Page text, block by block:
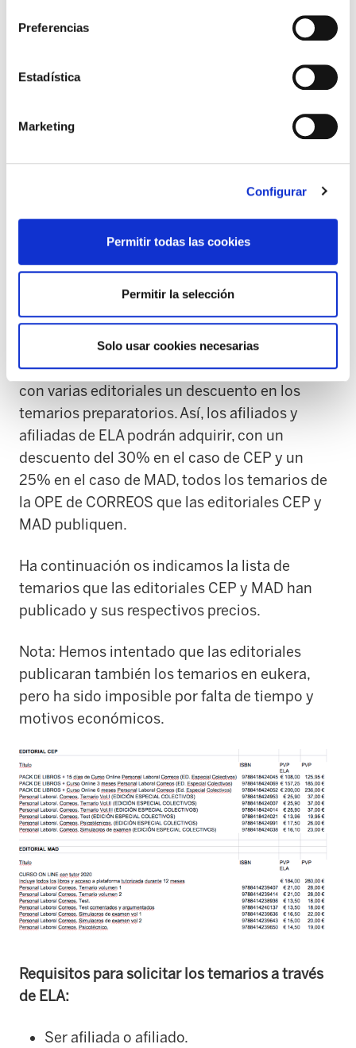
Preferencias
Estadística
Marketing
Configurar
Permitir todas las cookies
Permitir la selección
Solo usar cookies necesarias
Atención cliente (Oficinas). Tiempo
puestos de trabajo seleccionados por los
solicitudes online, siendo las cuantías:
Prueba Reparto y Agente/clasificación:
11,65 euros.
Para facilitar la adquisición de conocimientos
de los afiliados y afiliadas ELA ha gestionado
con varias editoriales un descuento en los
temarios preparatorios. Así, los afiliados y
afiliadas de ELA podrán adquirir, con un
descuento del 30% en el caso de CEP y un
25% en el caso de MAD, todos los temarios de
la OPE de CORREOS que las editoriales CEP y
MAD publiquen.
Ha continuación os indicamos la lista de
temarios que las editoriales CEP y MAD han
publicado y sus respectivos precios.
Nota: Hemos intentado que las editoriales
publicaran también los temarios en eukera,
pero ha sido imposible por falta de tiempo y
motivos económicos.
Requisitos para solicitar los temarios a través
de ELA:
Ser afiliada o afiliado.